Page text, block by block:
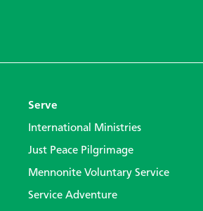
Serve
International Ministries
Just Peace Pilgrimage
Mennonite Voluntary Service
Service Adventure